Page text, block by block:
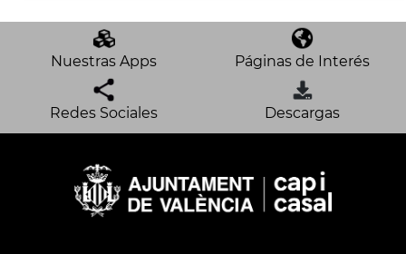
Nuestras Apps Páginas de Interés
Redes Sociales Descargas